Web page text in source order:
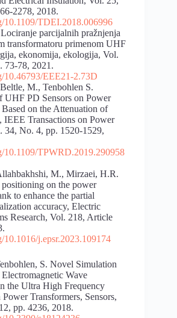
2278, 2018.
10.1109/TDEI.2018.006996
parcijalnih pražnjenja
transformatoru primenom UHF
ekonomija, ekologija, Vol.
73-78, 2021.
10.46793/EEE21-2.73D
M., Tenbohlen S.
UHF PD Sensors on Power
on the Attenuation of
IEEE Transactions on Power
34, No. 4, pp. 1520-1529,
10.1109/TPWRD.2019.290958
M., Mirzaei, H.R.
on the power
to enhance the partial
accuracy, Electric
Research, Vol. 218, Article
10.1016/j.epsr.2023.109174
S. Novel Simulation
Wave
the Ultra High Frequency
Transformers, Sensors,
pp. 4236, 2018.